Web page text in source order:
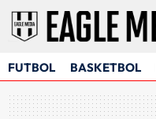
FUTBOL BASKETBOL